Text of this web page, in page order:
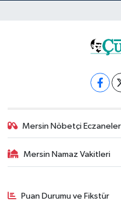
Mersin Nöbetçi Eczaneler
Mersin Namaz Vakitleri
Puan Durumu ve Fikstür